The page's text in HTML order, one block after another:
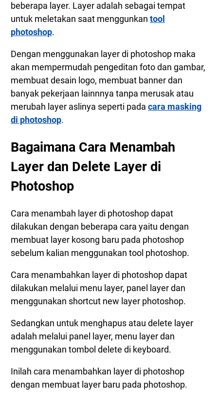
Langkah 4. Cara Menambah Layer Melalui
Options Panel Layer
Cara Menghapus / Delete Layer di Photoshop
Langkah 1. Cara Menghapus Layer di Photoshop
Melalui Menu Layer
Langkah 2. Cara Delete Layer Photoshop Dengan
Langkah 3. Cara Hapus Layer di Photoshop
Melalui Panel Layer
Options Panel Layer
Cara Menghapus Beberapa / Banyak Layer di
Photoshop Sekaligus
Langkah 1. Mengapus 2, 3, Beberapa Layer Yang
Bersebelahan
Langkah 2. Menghapus Beberapa Layer Yang
Tidak Bersebelahan
beberapa layer. Layer adalah sebagai tempat
untuk meletakan saat menggunkan tool
photoshop.
Dengan menggunakan layer di photoshop maka
akan mempermudah pengeditan foto dan gambar,
membuat desain logo, membuat banner dan
banyak pekerjaan lainnnya tanpa merusak atau
merubah layer aslinya seperti pada cara masking
di photoshop.
Bagaimana Cara Menambah
Layer dan Delete Layer di
Photoshop
Cara menambah layer di photoshop dapat
dilakukan dengan beberapa cara yaitu dengan
membuat layer kosong baru pada photoshop
sebelum kalian menggunakan tool photoshop.
Cara menambahkan layer di photoshop dapat
dilakukan melalui menu layer, panel layer dan
menggunakan shortcut new layer photoshop.
Sedangkan untuk menghapus atau delete layer
adalah melalui panel layer, menu layer dan
menggunakan tombol delete di keyboard.
Inilah cara menambahkan layer di photoshop
dengan membuat layer baru pada photoshop.